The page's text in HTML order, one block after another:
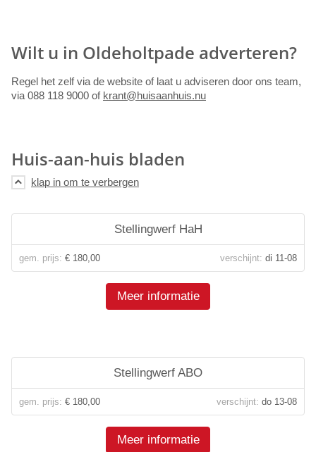
Wilt u in Oldeholtpade adverteren?
Regel het zelf via de website of laat u adviseren door ons team,
via 088 118 9000 of krant@huisaanhuis.nu
Huis-aan-huis bladen
Stellingwerf HaH
gem. prijs: € 180,00 verschijnt: di 11-08
Meer informatie
Stellingwerf ABO
gem. prijs: € 180,00 verschijnt: do 13-08
Meer informatie